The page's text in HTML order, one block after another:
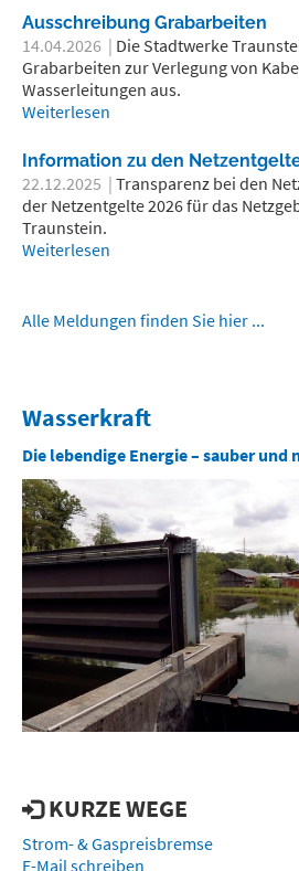
Ausschreibung Grabarbeiten
14.04.2026 | Die Stadtwerke
Grabarbeiten zur Verlegung von
Wasserleitungen aus.
Weiterlesen
Information zu den
22.12.2025 | Transparenz bei den
der Netzentgelte 2026 für das
Traunstein.
Weiterlesen
Alle Meldungen finden Sie hier ...
Wasserkraft
Die lebendige Energie – sauber und
KURZE WEGE
Strom- & Gaspreisbremse
E-Mail schreiben